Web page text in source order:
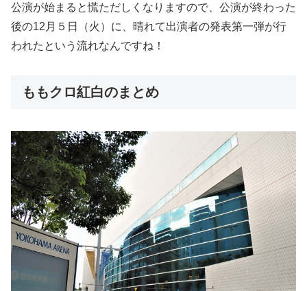
公演が始まると慌ただしくなりますので、公演が終わった
後の12月５日（火）に、晴れて出演者の発表第一弾が行
われたという流れなんですね！
ももクロ紅白のまとめ